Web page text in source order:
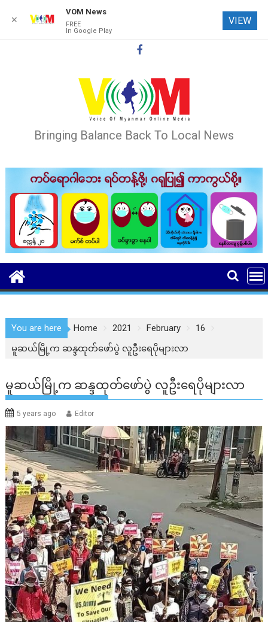
Bringing Balance Back To Local News
You are here Home 2021 February
16
မူဆယ်မြို့က ဆန္ဒထုတ်ဖော်ပွဲ လူဦးရေပိုများလာ
မူဆယ်မြို့က ဆန္ဒထုတ်ဖော်ပွဲ လူဦးရေပိုများလာ
5 years ago Editor
✕
VOM News
FREE
In Google Play
VIEW